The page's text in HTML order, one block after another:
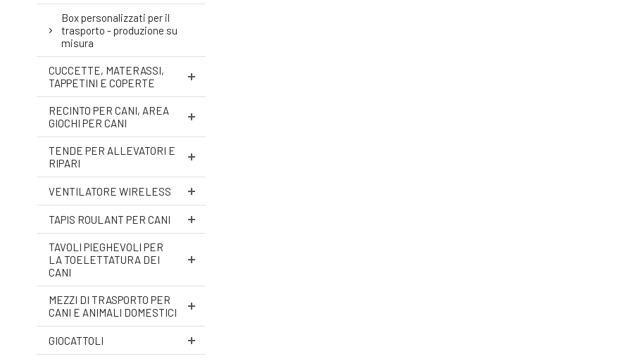
Box personalizzati per il
trasporto - produzione su
misura
CUCCETTE, MATERASSI,
TAPPETINI E COPERTE
RECINTO PER CANI, AREA
GIOCHI PER CANI
TENDE PER ALLEVATORI E
RIPARI
VENTILATORE WIRELESS
TAPIS ROULANT PER CANI
TAVOLI PIEGHEVOLI PER
LA TOELETTATURA DEI
CANI
MEZZI DI TRASPORTO PER
CANI E ANIMALI DOMESTICI
GIOCATTOLI